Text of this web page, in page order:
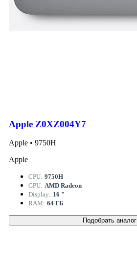
Apple Z0XZ004Y7
Apple • 9750H
Apple
CPU: 9750H
GPU: AMD Radeon
Display: 16 "
RAM: 64 ГБ
Подобрать аналог